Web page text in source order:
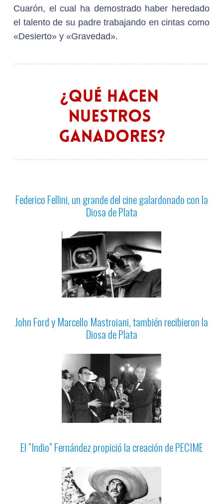
Cuarón, el cual ha demostrado haber heredado
el talento de su padre trabajando en cintas como
«Desierto» y «Gravedad».
Federico Fellini, un grande del cine galardonado con la
Diosa de Plata
John Ford y Marcello Mastroiani, también recibieron la
Diosa de Plata
El ”Indio” Fernández propició la creación de PECIME